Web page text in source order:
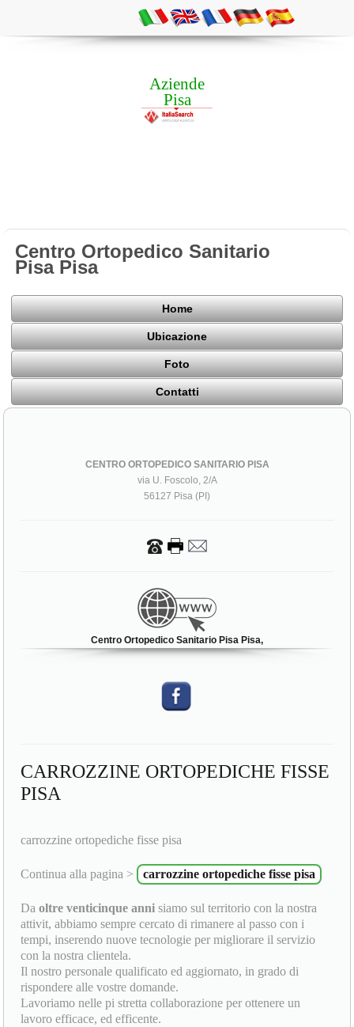
Aziende
Pisa
Centro Ortopedico Sanitario
Pisa Pisa
Home
Ubicazione
Foto
Contatti
CENTRO ORTOPEDICO SANITARIO PISA
via U. Foscolo, 2/A
56127 Pisa (PI)
Centro Ortopedico Sanitario Pisa Pisa,
CARROZZINE ORTOPEDICHE FISSE
PISA
carrozzine ortopediche fisse pisa
Continua alla pagina > carrozzine ortopediche fisse pisa
Daoltre venticinque annisiamo sul territorio con la nostra
attivit, abbiamo sempre cercato di rimanere al passo con i
tempi, inserendo nuove tecnologie per migliorare il servizio
con la nostra clientela.
Il nostro personale qualificato ed aggiornato, in grado di
rispondere alle vostre domande.
Lavoriamo nelle pi stretta collaborazione per ottenere un
lavoro efficace, ed efficente.